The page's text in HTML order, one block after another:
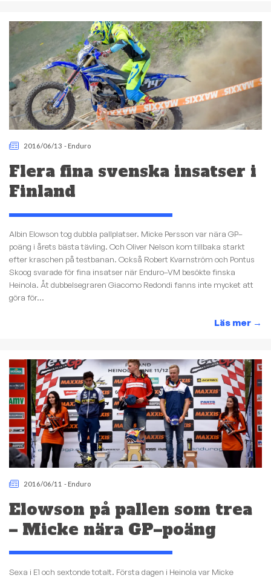
2016/06/13 - Enduro
Flera fina svenska insatser i
Finland
Albin Elowson tog dubbla pallplatser. Micke Persson var nära GP–
poäng i årets bästa tävling. Och Oliver Nelson kom tillbaka starkt
efter kraschen på testbanan. Också Robert Kvarnström och Pontus
Skoog svarade för fina insatser när Enduro–VM besökte finska
Heinola. Åt dubbelsegraren Giacomo Redondi fanns inte mycket att
göra för...
Läs mer →
2016/06/11 - Enduro
Elowson på pallen som trea
– Micke nära GP–poäng
Sexa i E1 och sextonde totalt. Första dagen i Heinola var Micke